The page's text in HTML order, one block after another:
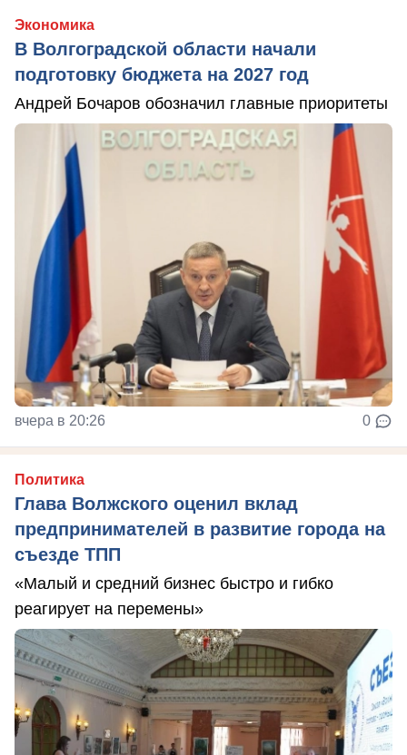
Экономика
В Волгоградской области начали
подготовку бюджета на 2027 год
Андрей Бочаров обозначил главные приоритеты
вчера в 20:26 0
Политика
Глава Волжского оценил вклад
предпринимателей в развитие города на
съезде ТПП
«Малый и средний бизнес быстро и гибко
реагирует на перемены»